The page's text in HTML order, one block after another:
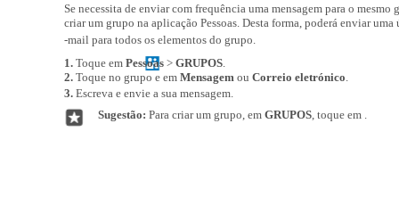
Se necessita de enviar com frequência uma mensagem para o mesmo
criar um grupo na aplicação Pessoas. Desta forma, poderá enviar uma
-mail para todos os elementos do grupo.
1. Toque em Pessoas > GRUPOS.
2. Toque no grupo e em Mensagem ou Correio eletrónico.
3. Escreva e envie a sua mensagem.
Sugestão: Para criar um grupo, em GRUPOS, toque em .